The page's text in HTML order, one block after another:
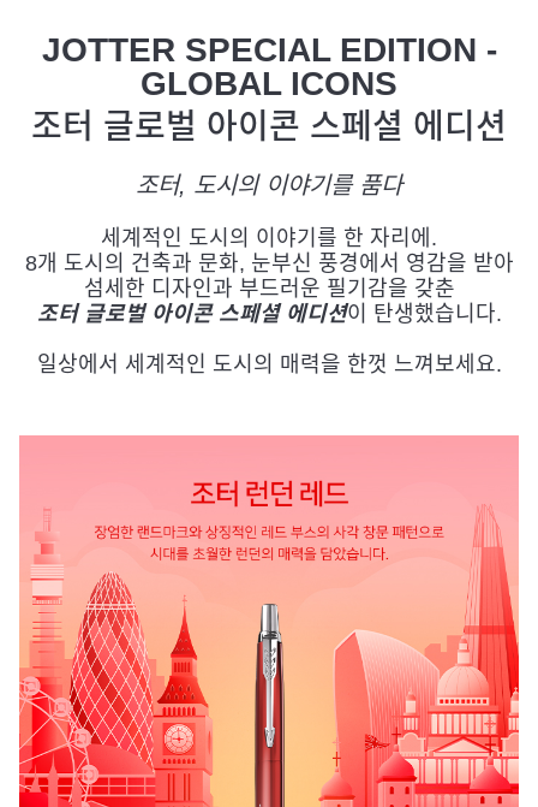
JOTTER SPECIAL EDITION -
GLOBAL ICONS
조터 글로벌 아이콘 스페셜 에디션
조터, 도시의 이야기를 품다
세계적인 도시의 이야기를 한 자리에.
8개 도시의 건축과 문화, 눈부신 풍경에서 영감을 받아
섬세한 디자인과 부드러운 필기감을 갖춘
조터 글로벌 아이콘 스페셜 에디션이 탄생했습니다.
일상에서 세계적인 도시의 매력을 한껏 느껴보세요.